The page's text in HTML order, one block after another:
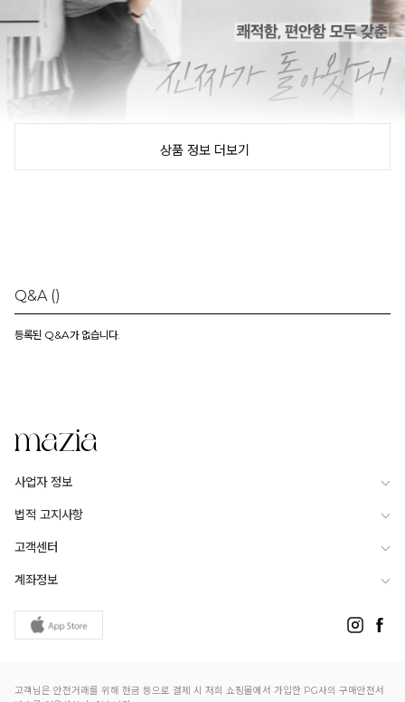
상품 정보 더보기
Q&A ()
등록된 Q&A가 없습니다.
사업자 정보
법적 고지사항
고객센터
계좌정보
고객님은 안전거래를 위해 현금 등으로 결제 시 저희 쇼핑몰에서 가입한 PG사의 구매안전서